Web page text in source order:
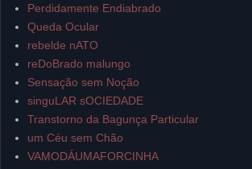
Perdidamente Endiabrado
Queda Ocular
rebelde nATO
reDoBrado malungo
Sensação sem Noção
singuLAR sOCIEDADE
Transtorno da Bagunça Particular
um Céu sem Chão
VAMODÁUMAFORCINHA